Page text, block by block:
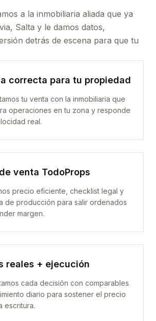
a la inmobiliaria aliada que ya
Salta y le damos datos,
detrás de escena para que tu
correcta para tu propiedad
tu venta con la inmobiliaria que
operaciones en tu zona y responde
real.
venta TodoProps
precio eficiente, checklist legal y
de producción para salir ordenados
margen.
reales + ejecución
cada decisión con comparables
diario para sostener el precio
escritura.